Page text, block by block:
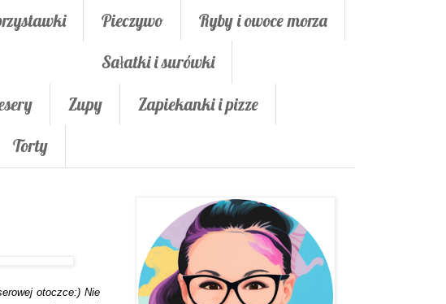
Pieczywo
Ryby i owoce morza
Sałatki i surówki
Zupy
Zapiekanki i pizze
Torty
otoczce:) Nie